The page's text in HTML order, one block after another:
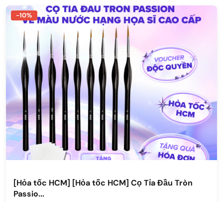
-10%
[Hỏa tốc HCM] [Hỏa tốc HCM] Cọ Tỉa Đầu Tròn
Passio...